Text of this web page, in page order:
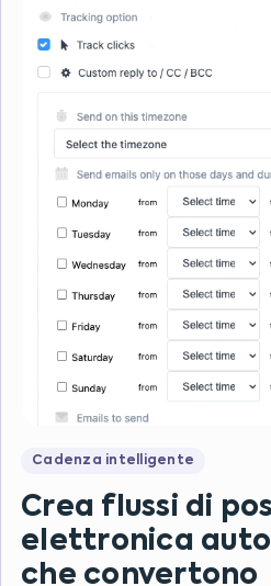
Cadenza intelligente
Crea flussi di
elettronica
che convertono